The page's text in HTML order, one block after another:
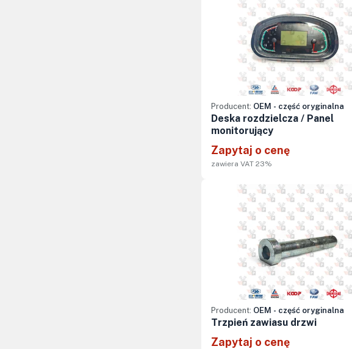
Producent: OEM - część oryginalna
Deska rozdzielcza / Panel
monitorujący
Zapytaj o cenę
zawiera VAT 23%
Producent: OEM - część oryginalna
Trzpień zawiasu drzwi
Zapytaj o cenę